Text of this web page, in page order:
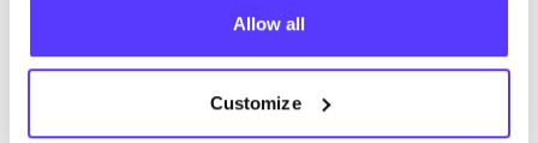
Allow all
Customize
List